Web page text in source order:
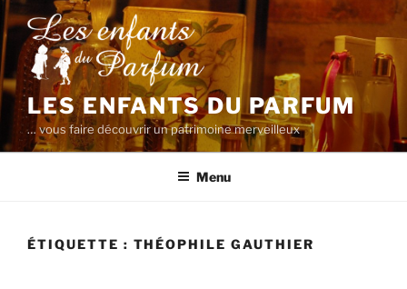
Aller
au
contenu
principal
LES ENFANTS DU PARFUM
… vous faire découvrir un patrimoine merveilleux
Menu
ÉTIQUETTE : THÉOPHILE GAUTHIER